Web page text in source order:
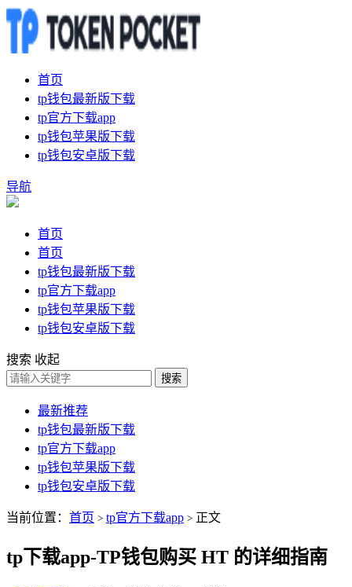
首页
tp钱包最新版下载
tp官方下载app
tp钱包苹果版下载
tp钱包安卓版下载
导航
首页
首页
tp钱包最新版下载
tp官方下载app
tp钱包苹果版下载
tp钱包安卓版下载
搜索 收起
搜索
最新推荐
tp钱包最新版下载
tp官方下载app
tp钱包苹果版下载
tp钱包安卓版下载
当前位置： 首页 > tp官方下载app > 正文
tp下载app-TP钱包购买 HT 的详细指南